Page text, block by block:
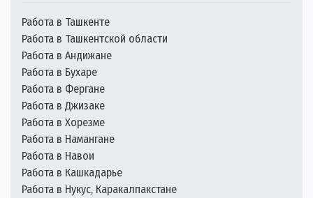
Работа в Ташкенте
Работа в Ташкентской области
Работа в Андижане
Работа в Бухаре
Работа в Фергане
Работа в Джизаке
Работа в Хорезме
Работа в Намангане
Работа в Навои
Работа в Кашкадарье
Работа в Нукус, Каракалпакстане